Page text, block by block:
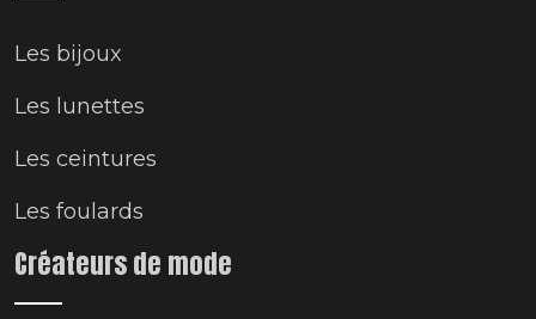
Les bijoux
Les lunettes
Les ceintures
Les foulards
Créateurs de mode